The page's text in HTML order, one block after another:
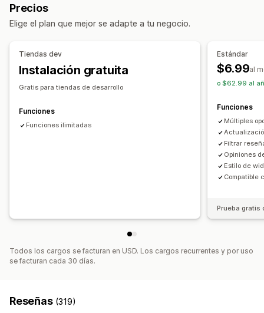
Formas de recopilar reseñas
Informes y estadísticas
Seguimiento de interacción
Precios
Elige el plan que mejor se adapte a tu negocio.
Tiendas dev
Instalación gratuita
Gratis para tiendas de desarrollo
Funciones
Funciones ilimitadas
Estándar
$6.99al
o $62.99 al
Funciones
Múltiples
Filtrar
Opiniones
Estilo de
Compatible
Prueba gratis
Todos los cargos se facturan en USD. Los cargos recurrentes y por uso
se facturan cada 30 días.
Reseñas (319)